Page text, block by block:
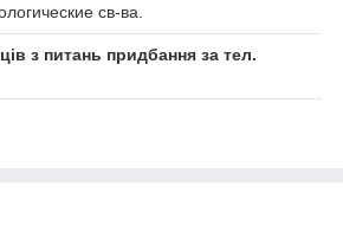
св-ва.
з питань придбання за тел.